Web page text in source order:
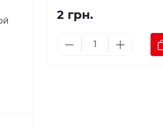
2 грн.